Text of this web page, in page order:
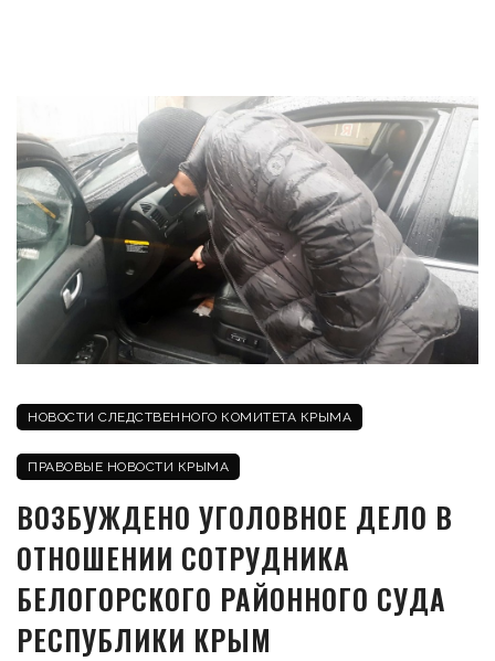
НОВОСТИ СЛЕДСТВЕННОГО КОМИТЕТА КРЫМА
ПРАВОВЫЕ НОВОСТИ КРЫМА
ВОЗБУЖДЕНО УГОЛОВНОЕ ДЕЛО В
ОТНОШЕНИИ СОТРУДНИКА
БЕЛОГОРСКОГО РАЙОННОГО СУДА
РЕСПУБЛИКИ КРЫМ